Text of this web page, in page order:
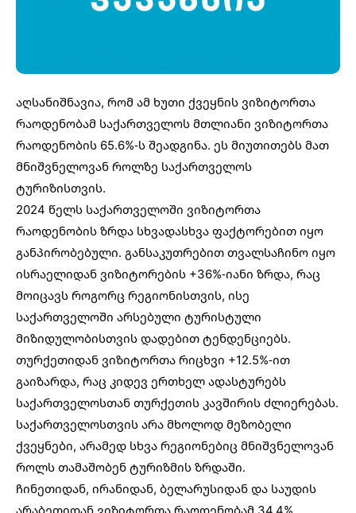
აღსანიშნავია, რომ ამ ხუთი ქვეყნის ვიზიტორთა
რაოდენობამ საქართველოს მთლიანი ვიზიტორთა
რაოდენობის 65.6%-ს შეადგინა. ეს მიუთითებს მათ
მნიშვნელოვან როლზე საქართველოს
ტურიზისთვის.
2024 წელს საქართველოში ვიზიტორთა
რაოდენობის ზრდა სხვადასხვა ფაქტორებით იყო
განპირობებული. განსაკუთრებით თვალსაჩინო იყო
ისრაელიდან ვიზიტორების +36%-იანი ზრდა, რაც
მოიცავს როგორც რეგიონისთვის, ისე
საქართველოში არსებული ტურისტული
მიზიდულობისთვის დადებით ტენდენციებს.
თურქეთიდან ვიზიტორთა რიცხვი +12.5%-ით
გაიზარდა, რაც კიდევ ერთხელ ადასტურებს
საქართველოსთან თურქეთის კავშირის ძლიერებას.
საქართველოსთვის არა მხოლოდ მეზობელი
ქვეყნები, არამედ სხვა რეგიონებიც მნიშვნელოვან
როლს თამაშობენ ტურიზმის ზრდაში.
ჩინეთიდან, ირანიდან, ბელარუსიდან და საუდის
არაბეთიდან ვიზიტორთა რაოდენობამ 34.4%